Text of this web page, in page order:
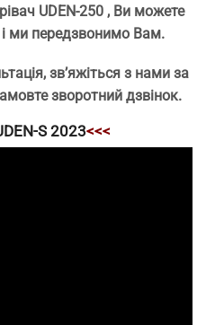
UDEN-250 , Ви можете
ми передзвонимо Вам.
зв’яжіться з нами за
зворотний дзвінок.
S 2023<<<